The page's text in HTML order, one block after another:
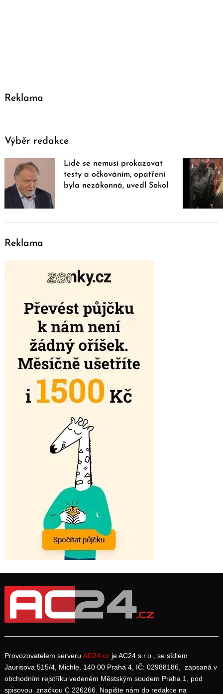
Reklama
Výběr redakce
Lidé se nemusí prokazovat
testy a očkováním, opatření
byla nezákonná, uvedl Sokol
Reklama
Provozovatelem serveru AC24.cz je AC24 s.r.o., se sídlem
Jaurisova 515/4, Michle, 140 00 Praha 4, IČ: 02988186, zapsaná v
obchodním rejstříku vedeném Městským soudem Praha 1, pod
spisovou značkou C 226266. Napište nám do redakce na